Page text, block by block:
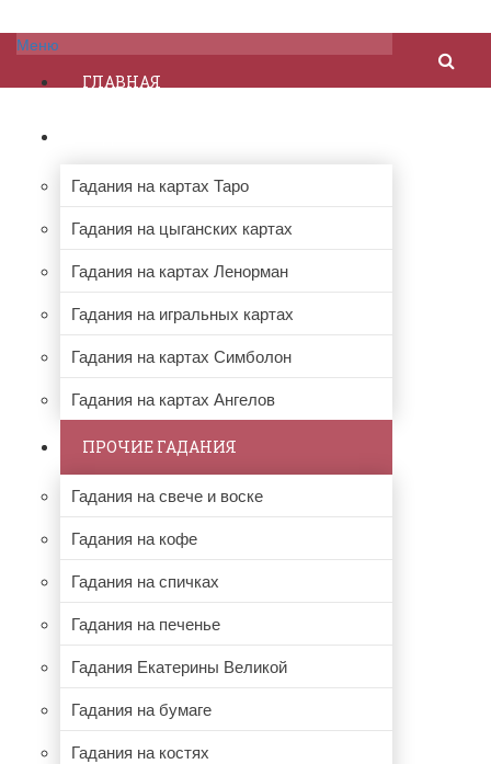
Меню
ГЛАВНАЯ
Гадания на картах Таро
Гадания на цыганских картах
Гадания на картах Ленорман
Гадания на игральных картах
Гадания на картах Симболон
Гадания на картах Ангелов
ПРОЧИЕ ГАДАНИЯ
Гадания на свече и воске
Гадания на кофе
Гадания на спичках
Гадания на печенье
Гадания Екатерины Великой
Гадания на бумаге
Гадания на костях